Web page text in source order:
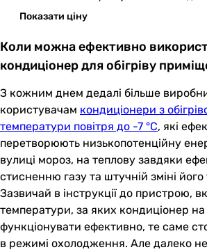
Показати ціну
Коли можна ефективно
кондиціонер для обігріву
З кожним днем дедалі більше
користувачам кондиціонери з
температури повітря до -7 °C, які
перетворюють низькопотенційну
вулиці мороз, на теплову завдяки
стисненню газу та штучній зміні
Зазвичай в інструкції до пристрою,
температури, за яких кондиціонер на
функціонувати ефективно, те саме
в режимі охолодження. Але далеко не